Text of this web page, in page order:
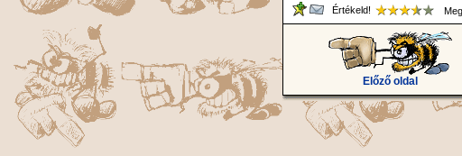
Értékeld!
Előző oldal